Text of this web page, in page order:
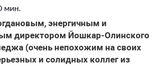
мин.
энергичным и
директором Йошкар-Олинского
(очень непохожим на своих
и солидных коллег из